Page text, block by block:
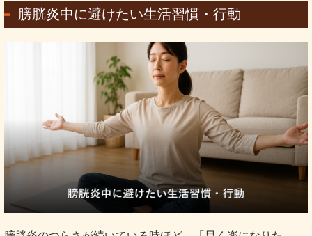
膀胱炎中に避けたい生活習慣・行動